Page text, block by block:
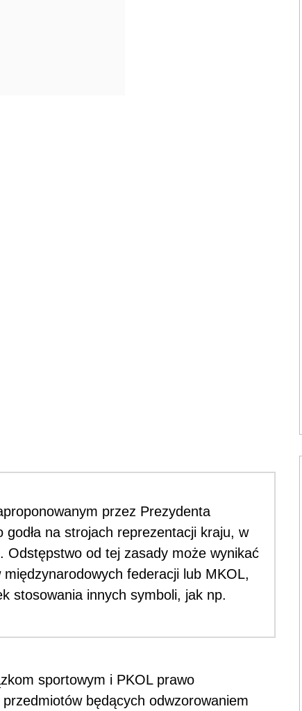
przez Prezydenta
na strojach reprezentacji kraju, w
Odstępstwo od tej zasady może wynikać
federacji lub MKOL,
stosowania innych symboli, jak np.
sportowym i PKOL prawo
będących odwzorowaniem